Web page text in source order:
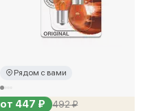
Рядом с вами
от 447 ₽ 492 ₽